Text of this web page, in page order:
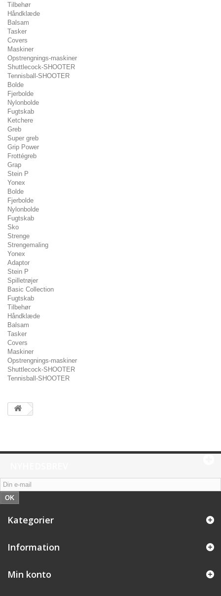
Tilbehør
Håndklæde
Balsam
Tasker
Covers
Maskiner
Opstrengnings-maskiner
Shuttlecock-SHOOTER
Tennisball-SHOOTER
Bolde
Fjerbolde
Nylonbolde
Fugtskab
Ketchere
Greb
Super greb
Grip Power
Frottégreb
Grap
Stein P
Yonex
Bolde
Fjerbolde
Nylonbolde
Fugtskab
Sko
Strenge
Strengemaling
Yonex
Adaptor
Stein P
Spilletrøjer
Basic Collection
Fugtskab
Tilbehør
Håndklæde
Balsam
Tasker
Covers
Maskiner
Opstrengnings-maskiner
Shuttlecock-SHOOTER
Tennisball-SHOOTER
OK
Kategorier
Information
Min konto